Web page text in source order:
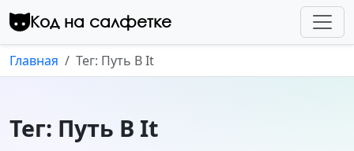
Перейти к контенту
Код на салфетке
Главная Тег: Путь В It
Тег: Путь В It